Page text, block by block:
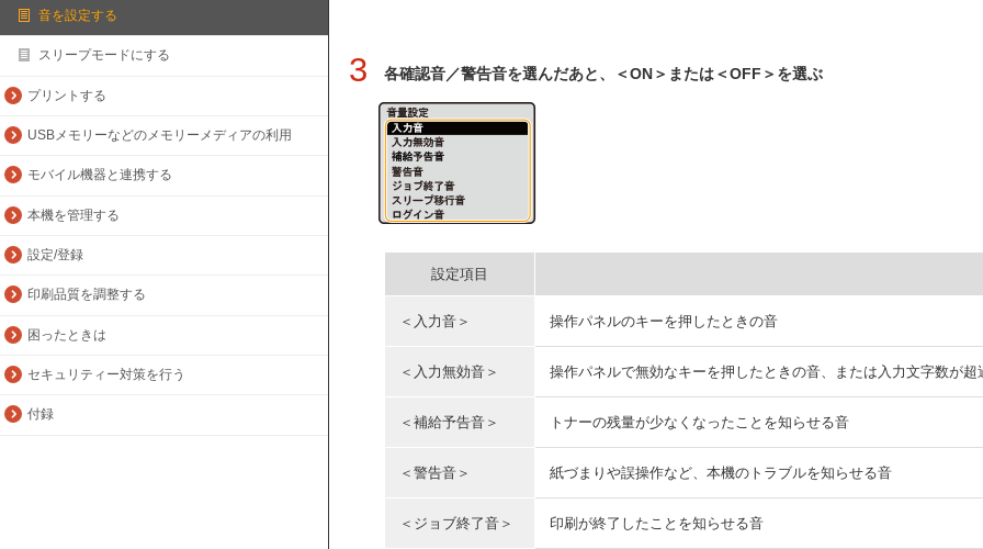
音を設定する
スリープモードにする
プリントする
USBメモリーなどのメモリーメディアの利用
モバイル機器と連携する
本機を管理する
設定/登録
印刷品質を調整する
困ったときは
セキュリティー対策を行う
付録
3 各確認音／警告音を選んだあと、＜ON＞または＜OFF＞を選ぶ
設定項目
＜入力音＞ 操作パネルのキーを押したときの音
＜入力無効音＞ 操作パネルで無効なキーを押したときの音、または入力文字数が超
＜補給予告音＞ トナーの残量が少なくなったことを知らせる音
＜警告音＞ 紙づまりや誤操作など、本機のトラブルを知らせる音
＜ジョブ終了音＞ 印刷が終了したことを知らせる⾳